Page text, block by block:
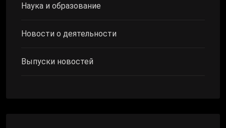
Наука и образование
Новости о деятельности
Выпуски новостей